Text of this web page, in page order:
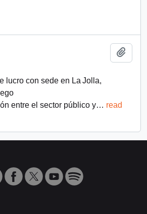
lucro con sede en La Jolla,
entre el sector público y… read